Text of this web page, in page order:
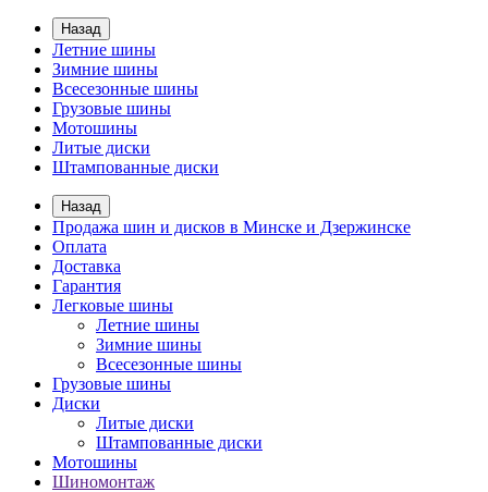
Назад
Летние шины
Зимние шины
Всесезонные шины
Грузовые шины
Мотошины
Литые диски
Штампованные диски
Назад
Продажа шин и дисков в Минске и Дзержинске
Оплата
Доставка
Гарантия
Легковые шины
Летние шины
Зимние шины
Всесезонные шины
Грузовые шины
Диски
Литые диски
Штампованные диски
Мотошины
Шиномонтаж